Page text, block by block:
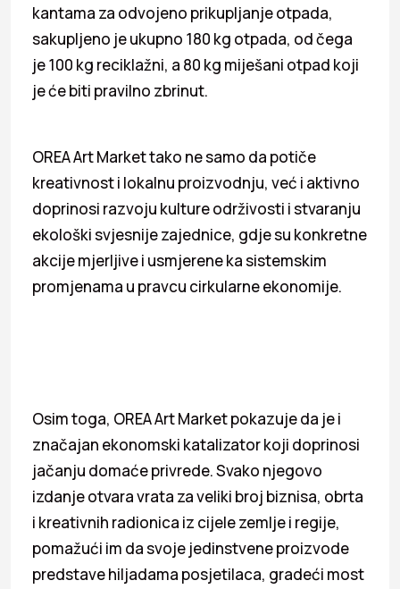
kantama za odvojeno prikupljanje otpada,
sakupljeno je ukupno 180 kg otpada, od čega
je 100 kg reciklažni, a 80 kg miješani otpad koji
je će biti pravilno zbrinut.
OREA Art Market tako ne samo da potiče
kreativnost i lokalnu proizvodnju, već i aktivno
doprinosi razvoju kulture održivosti i stvaranju
ekološki svjesnije zajednice, gdje su konkretne
akcije mjerljive i usmjerene ka sistemskim
promjenama u pravcu cirkularne ekonomije.
Osim toga, OREA Art Market pokazuje da je i
značajan ekonomski katalizator koji doprinosi
jačanju domaće privrede. Svako njegovo
izdanje otvara vrata za veliki broj biznisa, obrta
i kreativnih radionica iz cijele zemlje i regije,
pomažući im da svoje jedinstvene proizvode
predstave hiljadama posjetilaca, gradeći most